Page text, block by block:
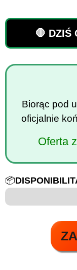
🛑 DZIŚ
Biorąc pod
oficjalnie
Oferta
📦